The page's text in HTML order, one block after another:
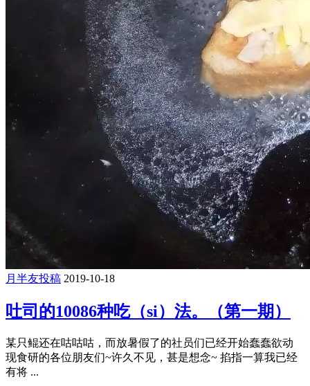
月半友投稿 2019-10-18
吐司的10086种吃（si）法。（第一期）
某只鲲还在咕咕咕，而放暑假了的社员们已经开始蠢蠢欲动
现食研的各位朋友们~许久不见，甚是想念~ 掐指一算我已经
有将 ...